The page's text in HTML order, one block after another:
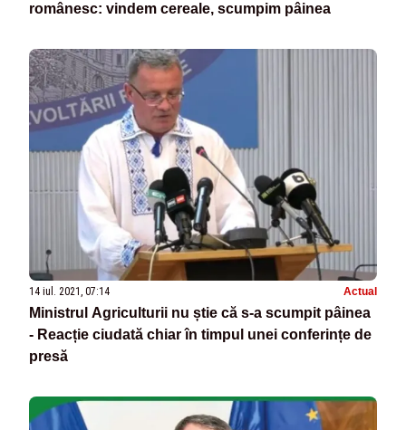
românesc: vindem cereale, scumpim pâinea
14 iul. 2021, 07:14 Actual
Ministrul Agriculturii nu știe că s-a scumpit pâinea
- Reacție ciudată chiar în timpul unei conferințe de
presă